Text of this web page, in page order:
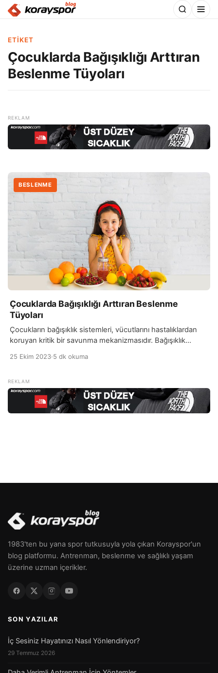
ETIKET
Çocuklarda Bağışıklığı Arttıran
Beslenme Tüyoları
BESLENME
Çocuklarda Bağışıklığı Arttıran Beslenme
Tüyoları
Çocukların bağışıklık sistemleri, vücutlarını hastalıklardan
koruyan kritik bir savunma mekanizmasıdır. Bağışıklık
çocuğun büyümesi ve gelişmesini de destekler. Bu
olmaları, büyümeleri ve yaşamları boyunca sağlıklı kalmaları
açısından kritiktir. Çocukların bağışıklık sistemini
güçlendiren en önemli faktörlerden biri beslenmedir.
Sağlıklı bir diyet, vücudu besin maddeleri […]
25 Ekim 2023·5 dk okuma
1983'ten bu yana spor tutkusuyla yola çıkan Korayspor'un
blog platformu. Antrenman, beslenme ve sağlıklı yaşam
üzerine uzman içerikler.
SON YAZILAR
İç Sesiniz Hayatınızı Nasıl Yönlendiriyor?
29 Temmuz 2026